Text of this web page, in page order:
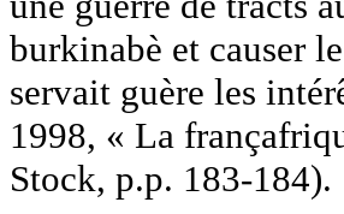
burkinabè et causer
servait guère les
1998, « La
Stock, p.p. 183-184).